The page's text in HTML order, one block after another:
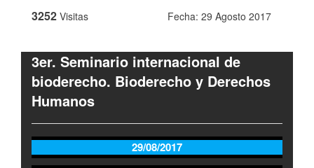
3252 Visitas Fecha: 29 Agosto 2017
3er. Seminario internacional de
bioderecho. Bioderecho y Derechos
Humanos
29/08/2017